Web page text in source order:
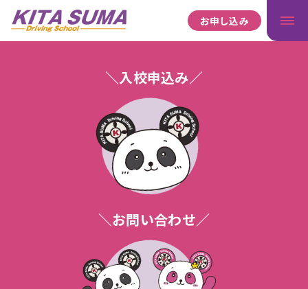
お申し込み
＼入校申込み／
＼お問い合わせ／